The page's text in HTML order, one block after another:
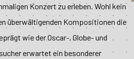
Konzert zu erleben. Wohl kein
überwältigenden Kompositionen die
wie der Oscar-, Globe- und
erwartet ein besonderer